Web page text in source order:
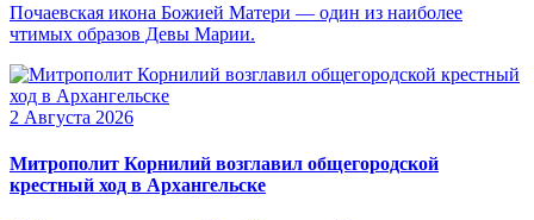
Почаевская икона Божией Матери — один из наиболее
чтимых образов Девы Марии.
2 Августа 2026
Митрополит Корнилий возглавил общегородской
крестный ход в Архангельске